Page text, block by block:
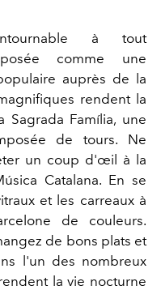
à tout
comme une
auprès de la
rendent la
Família, une
de tours. Ne
un coup d'œil à la
Catalana. En se
et les carreaux à
de couleurs.
de bons plats et
l'un des nombreux
la vie nocturne